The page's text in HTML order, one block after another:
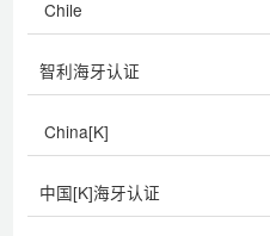
Chile
智利海牙认证
China[K]
中国[K]海牙认证